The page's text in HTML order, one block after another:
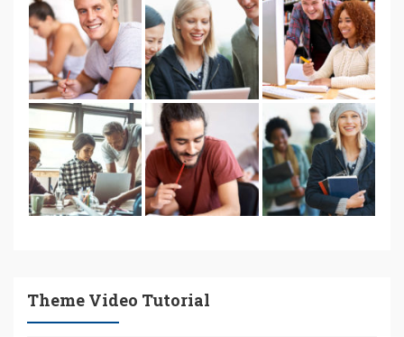
Theme Video Tutorial